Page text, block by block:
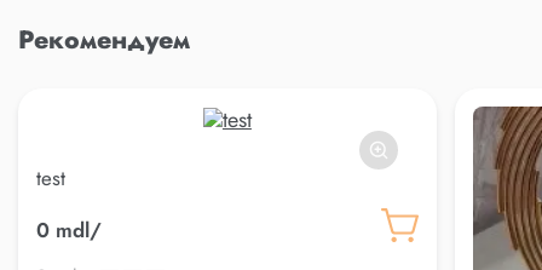
Рекомендуем
test
0 mdl/